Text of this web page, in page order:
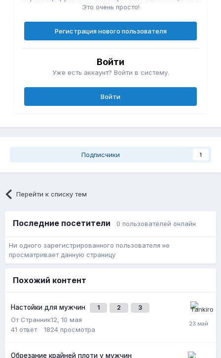
Это очень просто!
Регистрация нового пользователя
Войти
Уже есть аккаунт? Войти в систему.
Войти
Подписчики 1
Перейти к списку тем
Последние посетители 0 пользователей онлайн
Ни одного зарегистрированного пользователя не
просматривает данную страницу
Похожий контент
Настойки для мужчин 1 2 3
От Странник12, 10 мая
41 ответ 1824 просмотра
Обрезание крайней плоти у мужчин